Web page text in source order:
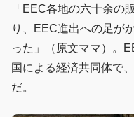
「EEC各地の六十余の
り、EEC進出への足が
った」（原文ママ）。
国による経済共同体で
だ。